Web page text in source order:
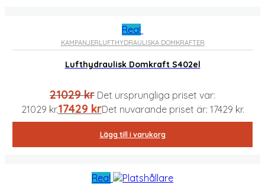
Rea!
KAMPANJERLUFTHYDRAULISKA DOMKRAFTER
Lufthydraulisk Domkraft S402el
21029kr Det ursprungliga priset var:
21029 kr.17429 krDet nuvarande priset är: 17429 kr.
Lägg till i varukorg
Rea!